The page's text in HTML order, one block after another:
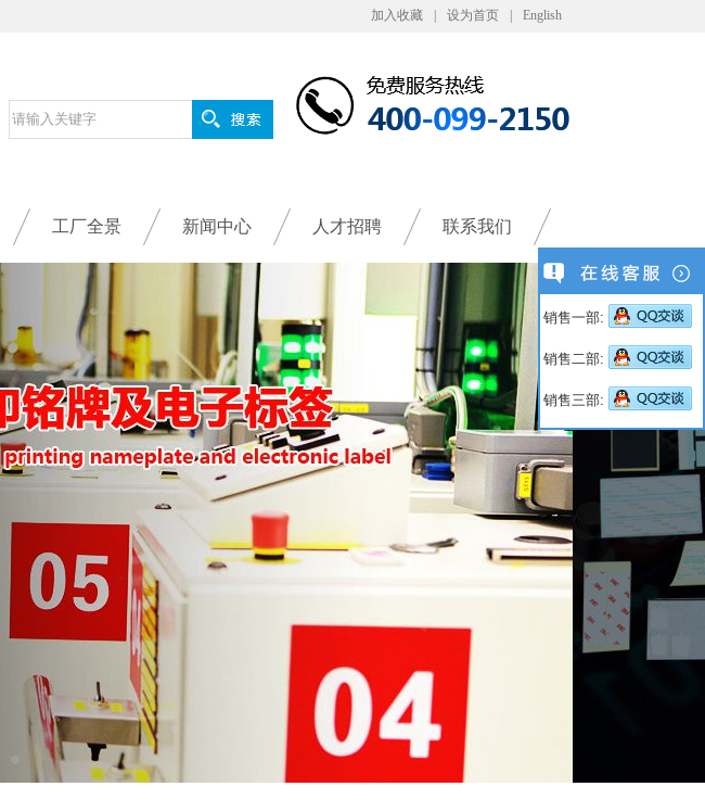
加入收藏 设为首页 English
工厂全景 新闻中心 人才招聘 联系我们
销售一部:
销售二部:
销售三部: